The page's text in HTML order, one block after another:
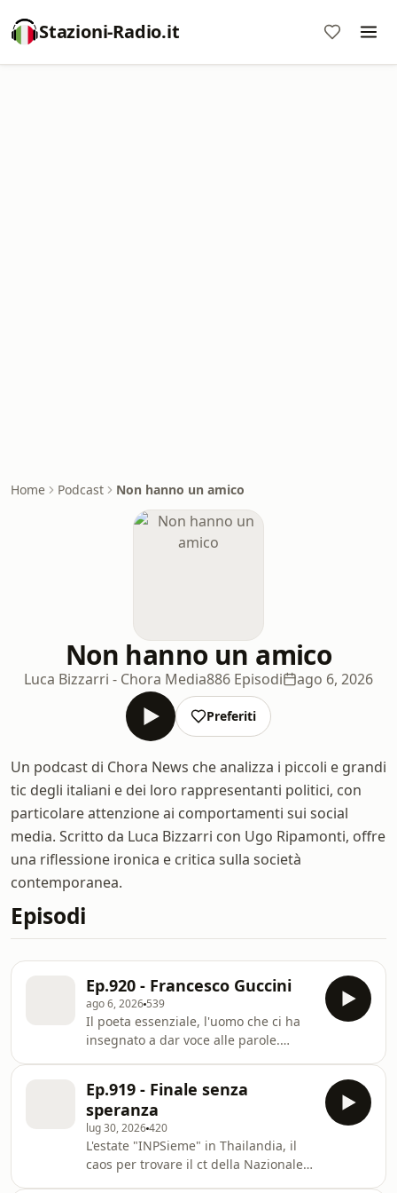
Stazioni-Radio.it
Home Podcast Non hanno un amico
Non hanno un amico
Luca Bizzarri - Chora Media886 Episodi ago 6, 2026
Preferiti
Un podcast di Chora News che analizza i piccoli e grandi
tic degli italiani e dei loro rappresentanti politici, con
particolare attenzione ai comportamenti sui social
media. Scritto da Luca Bizzarri con Ugo Ripamonti, offre
una riflessione ironica e critica sulla società
contemporanea.
Episodi
Ep.920 - Francesco Guccini
ago 6, 2026 539
Il poeta essenziale, l'uomo che ci ha
insegnato a dar voce alle parole.
pubblicato sul canale Youtube Luca
Aquino l’11 dicembre 2015; video
“Francesco Guccini - Il vecchio e il
bambino (Live@RSI 1982)” pubblicato
sul canale Youtube Narinternational il
25 maggio 2012; video “Francesco
Ep.919 - Finale senza
speranza
lug 30, 2026420
L'estate "INPSieme" in Thailandia, il
caos per trovare il ct della Nazionale